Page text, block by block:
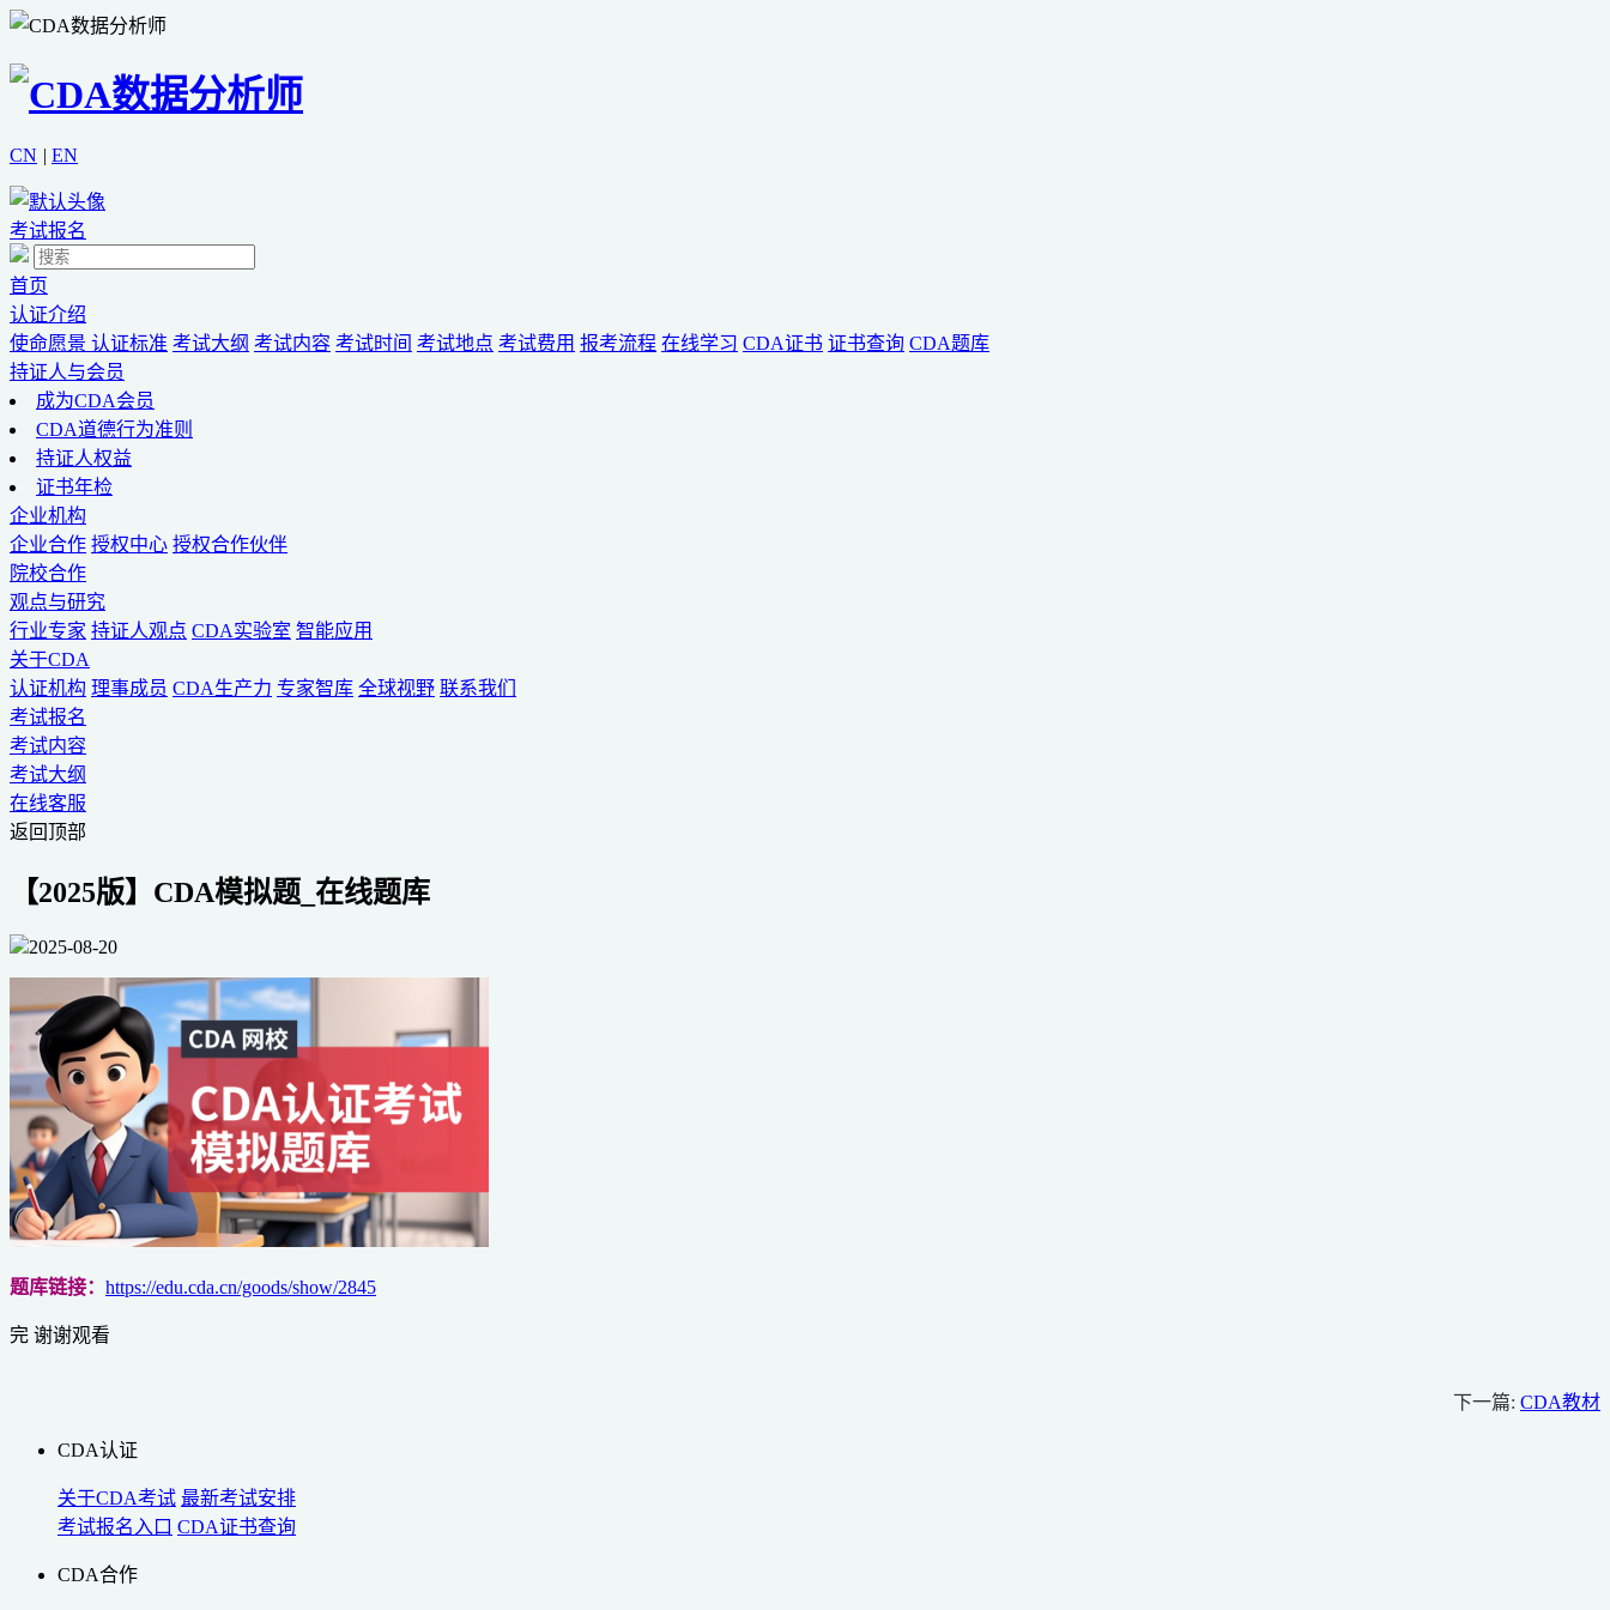
CN | EN
考试报名
首页
认证介绍
使命愿景 认证标准 考试大纲 考试内容 考试时间 考试地点 考试费用 报考流程 在线学习 CDA证书 证书查询 CDA题库
持证人与会员
成为CDA会员
CDA道德行为准则
持证人权益
证书年检
企业机构
企业合作 授权中心 授权合作伙伴
院校合作
观点与研究
行业专家 持证人观点 CDA实验室 智能应用
关于CDA
认证机构 理事成员 CDA生产力 专家智库 全球视野 联系我们
考试报名
考试内容
考试大纲
在线客服
返回顶部
【2025版】CDA模拟题_在线题库
2025-08-20
题库链接： https://edu.cda.cn/goods/show/2845
完 谢谢观看
下一篇: CDA教材
CDA认证
关于CDA考试 最新考试安排
考试报名入口 CDA证书查询
CDA合作